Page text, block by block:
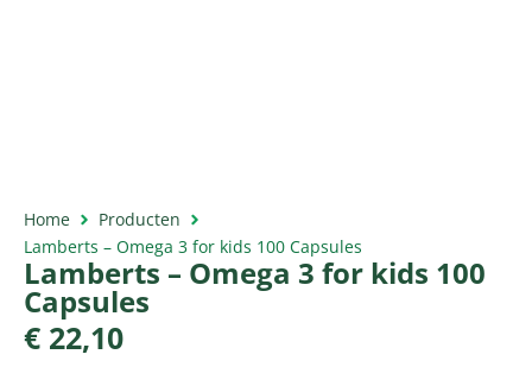
Home
Producten
Lamberts – Omega 3 for kids 100 Capsules
Lamberts – Omega 3 for kids 100
Capsules
€ 22,10